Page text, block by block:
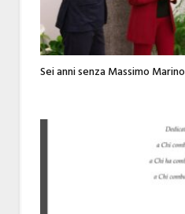
Sei anni senza Massimo Marino